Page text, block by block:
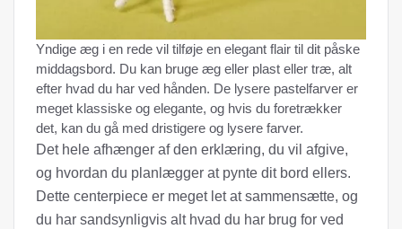
Yndige æg i en rede vil tilføje en elegant flair til dit påske
middagsbord. Du kan bruge æg eller plast eller træ, alt
efter hvad du har ved hånden. De lysere pastelfarver er
meget klassiske og elegante, og hvis du foretrækker
det, kan du gå med dristigere og lysere farver.
Det hele afhænger af den erklæring, du vil afgive,
og hvordan du planlægger at pynte dit bord ellers.
Dette centerpiece er meget let at sammensætte, og
du har sandsynligvis alt hvad du har brug for ved